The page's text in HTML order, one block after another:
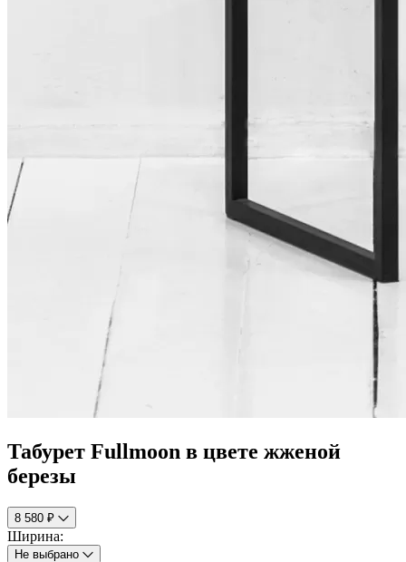
Табурет Fullmoon в цвете жженой
березы
8 580 ₽
Ширина:
Не выбрано